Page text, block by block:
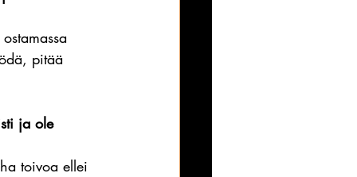
pitää
ja ole
toivoa ellei